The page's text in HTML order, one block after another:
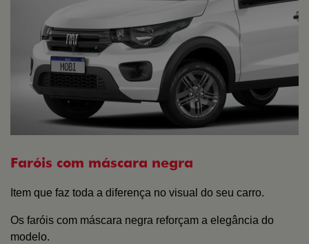
Faróis com máscara negra
Item que faz toda a diferença no visual do seu carro.
Os faróis com máscara negra reforçam a elegância do
modelo.